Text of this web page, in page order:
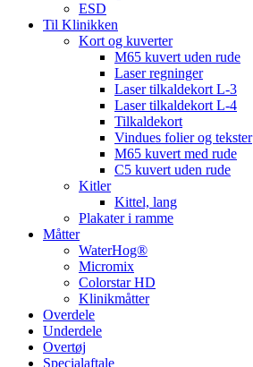
ESD
Til Klinikken
Kort og kuverter
M65 kuvert uden rude
Laser regninger
Laser tilkaldekort L-3
Laser tilkaldekort L-4
Tilkaldekort
Vindues folier og tekster
M65 kuvert med rude
C5 kuvert uden rude
Kitler
Kittel, lang
Plakater i ramme
Måtter
WaterHog®
Micromix
Colorstar HD
Klinikmåtter
Overdele
Underdele
Overtøj
Specialaftale